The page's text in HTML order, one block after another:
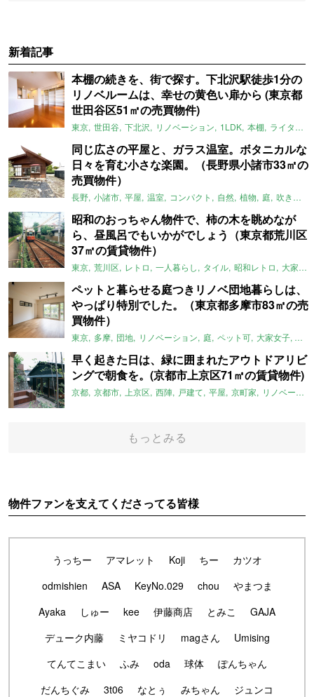
新着記事
本棚の続きを、街で探す。下北沢駅徒歩1分の
リノベルームは、幸せの黄色い扉から (東京都
世田谷区51㎡の売買物件)
東京 世田谷 下北沢 リノベーション 1LDK 本棚 ライター：ほしりょうこ
同じ広さの平屋と、ガラス温室。ボタニカルな
日々を育む小さな楽園。（長野県小諸市33㎡の
売買物件）
長野 小諸市 平屋 温室 コンパクト 自然 植物 庭 吹き抜け
昭和のおっちゃん物件で、柿の木を眺めなが
ら、昼風呂でもいかがでしょう（東京都荒川区
37㎡の賃貸物件）
東京 荒川区 レトロ 一人暮らし タイル 昭和レトロ 大家女子
ペットと暮らせる庭つきリノベ団地暮らしは、
やっぱり特別でした。（東京都多摩市83㎡の売
買物件）
東京 多摩 団地 リノベーション 庭 ペット可 大家女子 団
早く起きた日は、緑に囲まれたアウトドアリビ
ングで朝食を。(京都市上京区71㎡の賃貸物件)
京都 京都市 上京区 西陣 戸建て 平屋 京町家 リノベーション
もっとみる
物件ファンを支えてくださってる皆様
うっちー アマレット Koji ちー
カツオ
odmishien
ASA KeyNo.029 chou
やまつま
Ayaka
しゅー kee 伊藤商店 とみこ
GAJA
デューク内藤
ミヤコドリ magさん
Umising
てんてこまい
ふみ oda 球体
ぽんちゃん
だんちぐみ
3t06 なとぅ みちゃん
ジュンコ